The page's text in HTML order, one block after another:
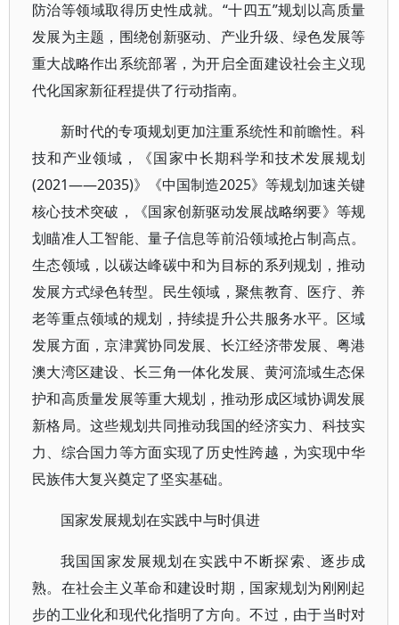
防治等领域取得历史性成就。“十四五”规划以高质量
发展为主题，围绕创新驱动、产业升级、绿色发展等
重大战略作出系统部署，为开启全面建设社会主义现
代化国家新征程提供了行动指南。
新时代的专项规划更加注重系统性和前瞻性。科
技和产业领域，《国家中长期科学和技术发展规划
(2021——2035)》《中国制造2025》等规划加速关键
核心技术突破，《国家创新驱动发展战略纲要》等规
划瞄准人工智能、量子信息等前沿领域抢占制高点。
生态领域，以碳达峰碳中和为目标的系列规划，推动
发展方式绿色转型。民生领域，聚焦教育、医疗、养
老等重点领域的规划，持续提升公共服务水平。区域
发展方面，京津冀协同发展、长江经济带发展、粤港
澳大湾区建设、长三角一体化发展、黄河流域生态保
护和高质量发展等重大规划，推动形成区域协调发展
新格局。这些规划共同推动我国的经济实力、科技实
力、综合国力等方面实现了历史性跨越，为实现中华
民族伟大复兴奠定了坚实基础。
国家发展规划在实践中与时俱进
我国国家发展规划在实践中不断探索、逐步成
熟。在社会主义革命和建设时期，国家规划为刚刚起
步的工业化和现代化指明了方向。不过，由于当时对